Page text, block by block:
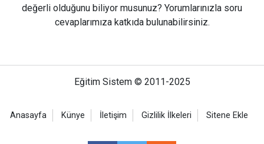
değerli olduğunu biliyor musunuz? Yorumlarınızla soru
cevaplarımıza katkıda bulunabilirsiniz.
Eğitim Sistem © 2011-2025
Anasayfa Künye İletişim Gizlilik İlkeleri Sitene Ekle